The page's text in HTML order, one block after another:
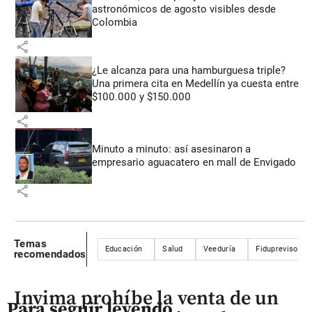
astronómicos de agosto visibles desde
Colombia
share
¿Le alcanza para una hamburguesa triple?
Una primera cita en Medellín ya cuesta entre
$100.000 y $150.000
share
Minuto a minuto: así asesinaron a
empresario aguacatero en mall de Envigado
share
Temas
recomendados
Educación Salud Veeduría Fiduprevisora
Invima prohíbe la venta de un